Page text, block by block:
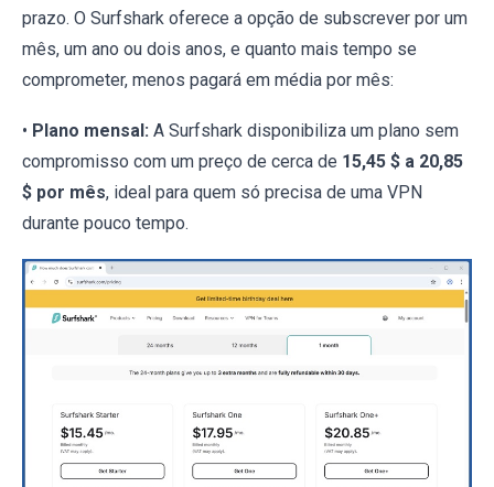
prazo. O Surfshark oferece a opção de subscrever por um
mês, um ano ou dois anos, e quanto mais tempo se
comprometer, menos pagará em média por mês:
• Plano mensal: A Surfshark disponibiliza um plano sem
compromisso com um preço de cerca de 15,45 $ a 20,85
$ por mês, ideal para quem só precisa de uma VPN
durante pouco tempo.